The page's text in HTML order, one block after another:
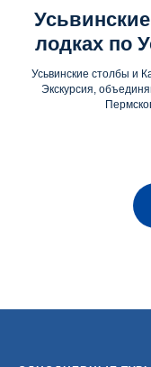
лодках по
Усьвинские столбы и
Экскурсия,